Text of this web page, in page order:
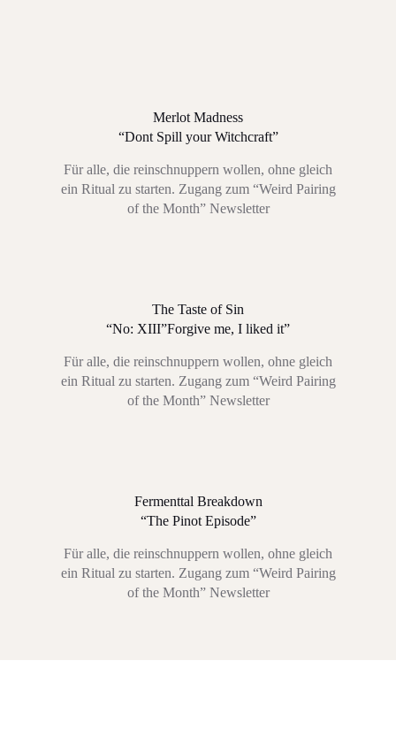
Merlot Madness
“Dont Spill your Witchcraft”
Für alle, die reinschnuppern wollen, ohne gleich
ein Ritual zu starten. Zugang zum “Weird Pairing
of the Month” Newsletter
The Taste of Sin
“No: XIII”Forgive me, I liked it”
Für alle, die reinschnuppern wollen, ohne gleich
ein Ritual zu starten. Zugang zum “Weird Pairing
of the Month” Newsletter
Fermenttal Breakdown
“The Pinot Episode”
Für alle, die reinschnuppern wollen, ohne gleich
ein Ritual zu starten. Zugang zum “Weird Pairing
of the Month” Newsletter